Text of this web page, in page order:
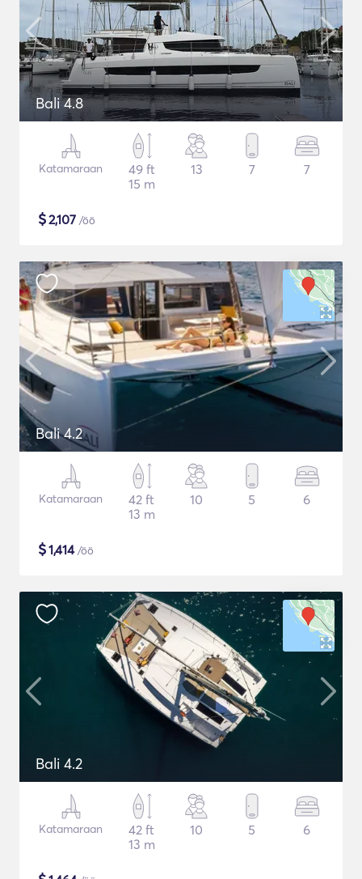
Bali 4.8
Katamaraan
49 ft
15 m
13 7 7
$2,107 /öö
Bali 4.2
Katamaraan
42 ft
13 m
10 5 6
$1,414/öö
Bali 4.2
Katamaraan
42 ft
13 m
10 5 6